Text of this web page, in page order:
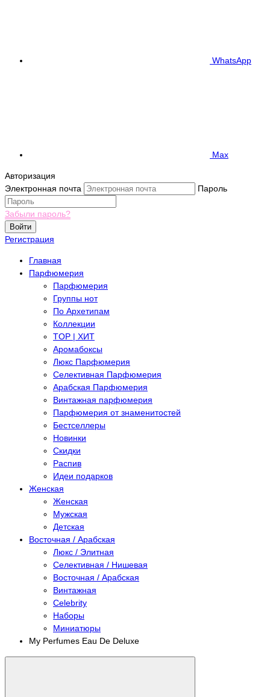
WhatsApp
Max
Авторизация
Электронная почта
Пароль
Забыли пароль?
Войти
Регистрация
Главная
Парфюмерия
Парфюмерия
Группы нот
По Архетипам
Коллекции
TOP | ХИТ
Аромабоксы
Люкс Парфюмерия
Селективная Парфюмерия
Арабская Парфюмерия
Винтажная парфюмерия
Парфюмерия от знаменитостей
Бестселлеры
Новинки
Скидки
Распив
Идеи подарков
Женская
Женская
Мужская
Детская
Восточная / Арабская
Люкс / Элитная
Селективная / Нишевая
Восточная / Арабская
Винтажная
Celebrity
Наборы
Миниатюры
My Perfumes Eau De Deluxe